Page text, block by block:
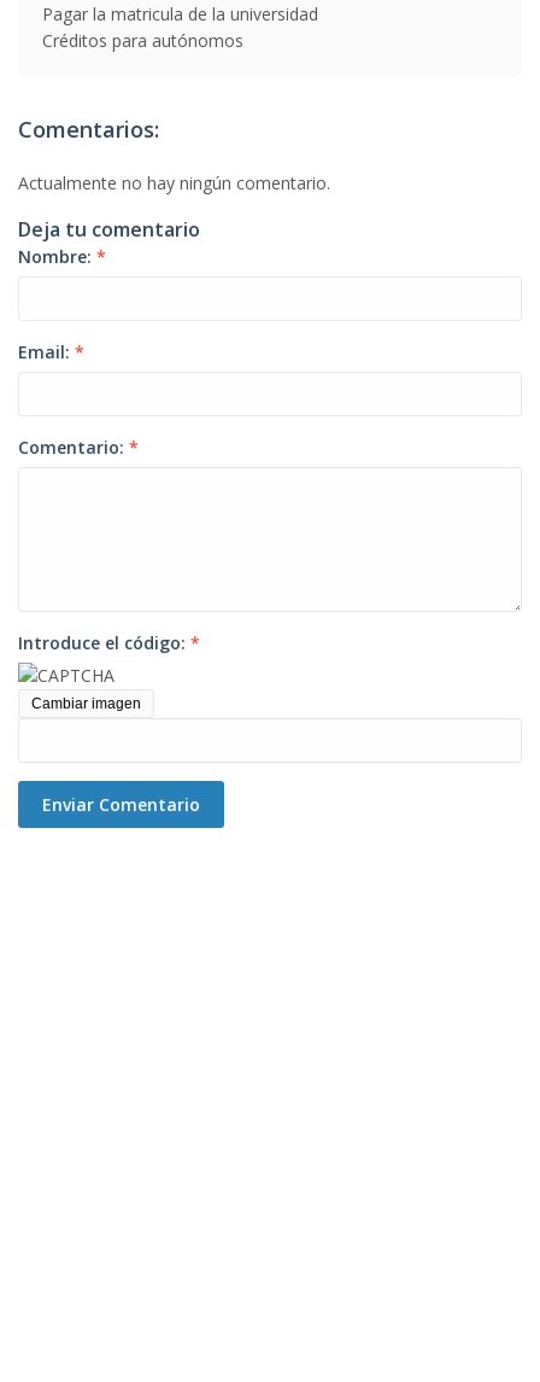
Pagar la matricula de la universidad
Créditos para autónomos
Comentarios:
Actualmente no hay ningún comentario.
Deja tu comentario
Nombre: *
Email: *
Comentario: *
Introduce el código: *
Cambiar imagen
Enviar Comentario